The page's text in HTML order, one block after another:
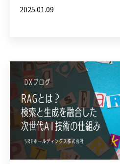
2025.01.09